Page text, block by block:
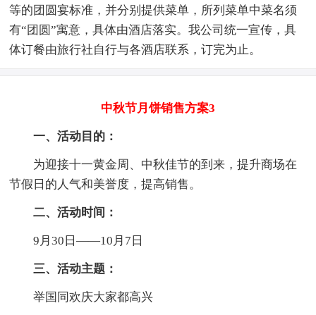
等的团圆宴标准，并分别提供菜单，所列菜单中菜名须
有“团圆”寓意，具体由酒店落实。我公司统一宣传，具
体订餐由旅行社自行与各酒店联系，订完为止。
中秋节月饼销售方案3
一、活动目的：
为迎接十一黄金周、中秋佳节的到来，提升商场在
节假日的人气和美誉度，提高销售。
二、活动时间：
9月30日——10月7日
三、活动主题：
举国同欢庆大家都高兴